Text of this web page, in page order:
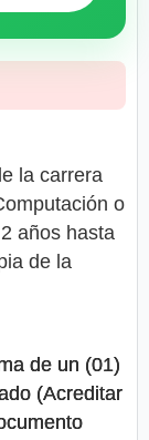
la carrera
o
años hasta
de la
de un (01)
(Acreditar